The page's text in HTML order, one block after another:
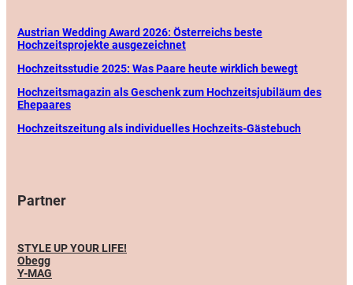
Austrian Wedding Award 2026: Österreichs beste
Hochzeitsprojekte ausgezeichnet
Hochzeitsstudie 2025: Was Paare heute wirklich bewegt
Hochzeitsmagazin als Geschenk zum Hochzeitsjubiläum des
Ehepaares
Hochzeitszeitung als individuelles Hochzeits-Gästebuch
Partner
STYLE UP YOUR LIFE!
Obegg
Y-MAG